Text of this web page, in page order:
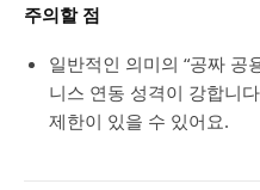
주의할 점
일반적인 의미의 “공짜 공
니스 연동 성격이 강합니
제한이 있을 수 있어요.